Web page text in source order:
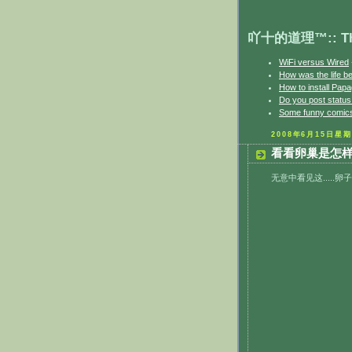
吖十的道理™::
WiFi versus Wired
How was the life
How to install
Do you post
Some funny
2008年6月15日星
看看卵巢是怎
无意中看见这.....卵